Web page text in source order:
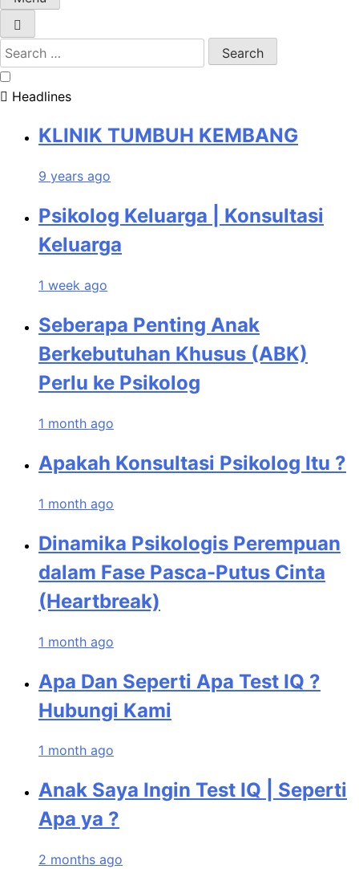
Search
for:
Headlines
KLINIK TUMBUH KEMBANG
9 years ago
Psikolog Keluarga | Konsultasi
Keluarga
1 week ago
Seberapa Penting Anak
Berkebutuhan Khusus (ABK)
Perlu ke Psikolog
1 month ago
Apakah Konsultasi Psikolog Itu ?
1 month ago
Dinamika Psikologis Perempuan
dalam Fase Pasca-Putus Cinta
(Heartbreak)
1 month ago
Apa Dan Seperti Apa Test IQ ?
Hubungi Kami
1 month ago
Anak Saya Ingin Test IQ | Seperti
Apa ya ?
2 months ago